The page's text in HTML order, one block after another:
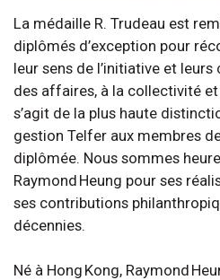
La médaille R. Trudeau est
diplômés d’exception pour
leur sens de l’initiative et
des affaires, à la collectivité
s’agit de la plus haute
gestion Telfer aux membres
diplômée. Nous sommes
Raymond Heung pour ses
ses contributions
décennies.
Né à Hong Kong, Raymond